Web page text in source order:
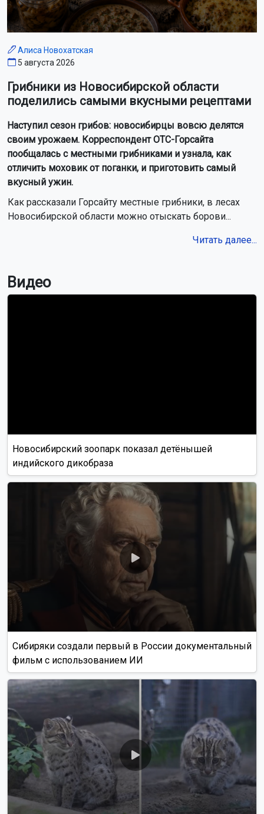
Алиса Новохатская
5 августа 2026
Грибники из Новосибирской области
поделились самыми вкусными рецептами
Наступил сезон грибов: новосибирцы вовсю делятся
своим урожаем. Корреспондент ОТС-Горсайта
пообщалась с местными грибниками и узнала, как
отличить моховик от поганки, и приготовить самый
вкусный ужин.
Как рассказали Горсайту местные грибники, в лесах
Новосибирской области можно отыскать борови...
Читать далее...
Видео
Новосибирский зоопарк показал детёнышей
индийского дикобраза
Сибиряки создали первый в России документальный
фильм с использованием ИИ